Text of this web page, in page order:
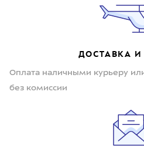
ДОСТАВКА И
Оплата наличными курьеру
без комиссии